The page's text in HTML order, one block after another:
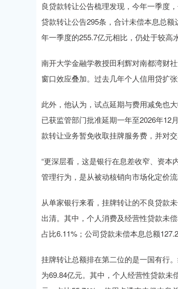
良贷款转让公告梳理发现，今年一季度
贷款转让公告295条，合计未偿本息总
年一季度的255.7亿元相比，仍处于较高水
南开大学金融学教授田利辉对南都湾财
窗口效应叠加。过去几年个人信用贷扩
此外，他认为，试点延期与费用减免也
已获监管部门批准延期一年至2026年12
款转让业务暂免收取挂牌服务费，并对交
“更深层看，这是银行在息差收窄、资
管理行为，是从被动核销向市场化定价流
从单家银行来看，挂牌转让的不良贷款
出清。其中，个人消费及经营性贷款未
占比6.11%；公司贷款未偿本息总额
挂牌转让总额排在第二位的是一国有行
为69.84亿元。其中，个人经营性贷款未